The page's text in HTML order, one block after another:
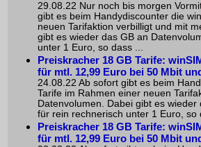
29.08.22 Nur noch bis morgen
gibt es beim Handydiscounter die
neuen Tarifaktion verbilligt und mit
gibt es wieder das GB an
unter 1 Euro, so dass ...
Preiskracher 18 GB Tarife:
für mtl. 12,99 Euro bei 50 Mbit
24.08.22 Ab sofort gibt es beim
Tarife im Rahmen einer neuen
Datenvolumen. Dabei gibt es
für rein rechnerisch unter 1 Euro, so
Preiskracher 18 GB Tarife:
für mtl. 12,99 Euro bei 50 Mbit